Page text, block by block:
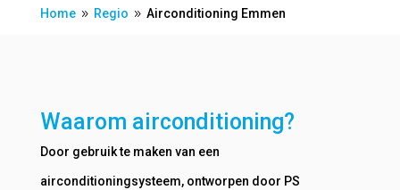
Home 9 Regio 9 Airconditioning Emmen
Waarom airconditioning?
Door gebruik te maken van een
airconditioningsysteem, ontworpen door PS